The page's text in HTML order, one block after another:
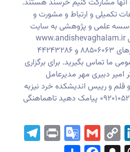
مشارکت کنیم خرسند هستند.
تکمیلی و ارتباط و مشورت و
علمی و پژوهشی به سایت
موسسه به نشانی www.andishevaghalam.ir
مراجعه یا با شمارهای ۸۸۵۰۶۰۶۳ و ۴۴۲۴۳۲۸۶
ما تماس بگیرید. برای برگزاری
امیر دبیری مهر مدیرعامل
و رییس اندیشکده خرد نیزبه
شماره همراه ۰۹۲۰۱۰۵۲۱۸۳ پیامک دهید تاهماهنگی
LinkedIn
Copy
Gmail
Google
Print